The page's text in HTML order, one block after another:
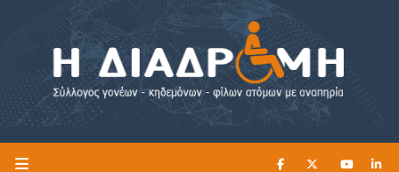
Η ΔΙΑΔΡΟΜΗ ΔΙΑΒΑΣΤΕ ΕΔΩ ►